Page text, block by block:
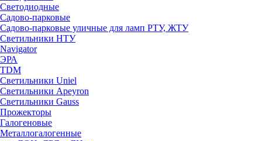
Светодиодные
Садово-парковые
Садово-парковые уличные для ламп РТУ, ЖТУ
Светильники НТУ
Navigator
ЭРА
TDM
Светильники Uniel
Светильники Apeyron
Светильники Gauss
Прожекторы
Галогеновые
Металлогалогенные